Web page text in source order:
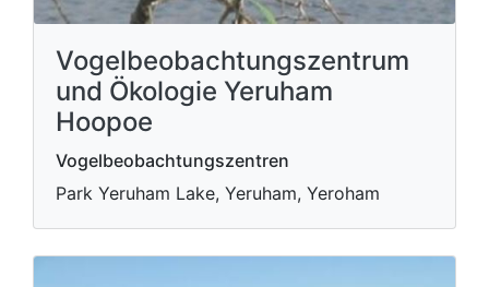
Vogelbeobachtungszentrum
und Ökologie Yeruham
Hoopoe
Vogelbeobachtungszentren
Park Yeruham Lake, Yeruham, Yeroham